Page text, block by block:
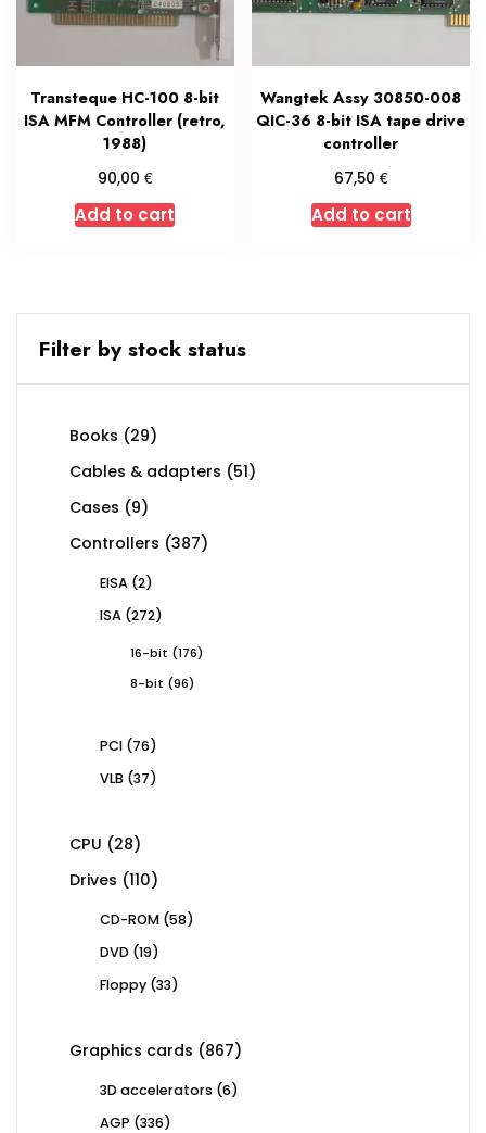
Transteque HC-100 8-bit
ISA MFM Controller (retro,
1988)
90,00 €
Add to cart
Wangtek Assy 30850-008
QIC-36 8-bit ISA tape drive
controller
67,50 €
Add to cart
Filter by stock status
Books 2929
Cables & adapters 5151
Cases 99
Controllers 387387
EISA 22
ISA 272272
16-bit 176176
8-bit
9696
PCI 7676
VLB 3737
CPU 2828
Drives 110110
CD-ROM 5858
DVD 1919
Floppy 3333
Graphics cards 867867
3D accelerators 66
AGP 336336